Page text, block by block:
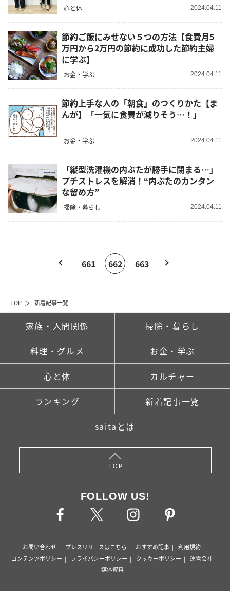
TOP 新着記事一覧
心と体 2024.04.11
節約ご飯にみせない５つの方法【食費月5
万円から2万円の節約に成功した節約主婦
に学ぶ】
お金・学ぶ 2024.04.11
節約上手な人の「朝食」のつくりかた【ま
んが】「一気に食費が減りそう…！」
お金・学ぶ 2024.04.11
「縦型洗濯機の内ぶたが勝手に閉まる…」
プチストレスを解消！“内ぶたのカンタン
な留め方”
掃除・暮らし 2024.04.11
661 662 663
家族・人間関係 掃除・暮らし
料理・グルメ お金・学ぶ
心と体 カルチャー
ランキング 新着記事一覧
saitaとは
TOP
FOLLOW US!
お問い合わせ プレスリリースはこちら おすすめ記事
利用規約
コンテンツポリシー
プライバシーポリシー クッキーポリシー
運営会社
媒体資料